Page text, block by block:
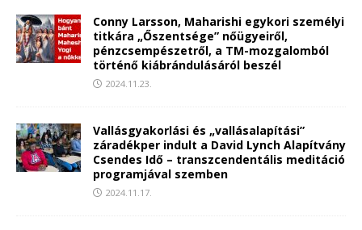
Conny Larsson, Maharishi egykori személyi
titkára „Őszentsége” nőügyeiről,
pénzcsempészetről, a TM-mozgalomból
történő kiábrándulásáról beszél
2024.11.23.
Vallásgyakorlási és „vallásalapítási”
záradékper indult a David Lynch Alapítvány
Csendes Idő – transzcendentális meditáció
programjával szemben
2024.11.17.